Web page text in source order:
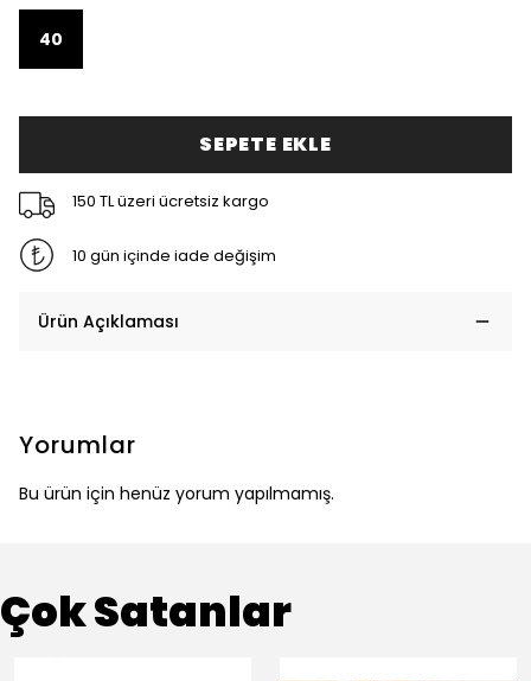
40
SEPETE EKLE
150 TL üzeri ücretsiz kargo
10 gün içinde iade değişim
Ürün Açıklaması
Yorumlar
Bu ürün için henüz yorum yapılmamış.
Çok Satanlar